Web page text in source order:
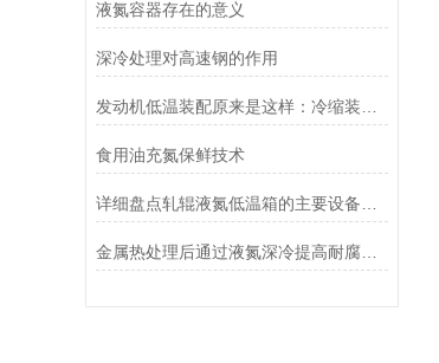
液氮容器存在的意义
深冷处理对高速钢的作用
食用油充氮保鲜技术
金属热处理后通过液氮深冷提高耐腐蚀性